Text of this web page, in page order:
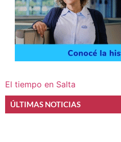
El tiempo en Salta
ÚLTIMAS NOTICIAS